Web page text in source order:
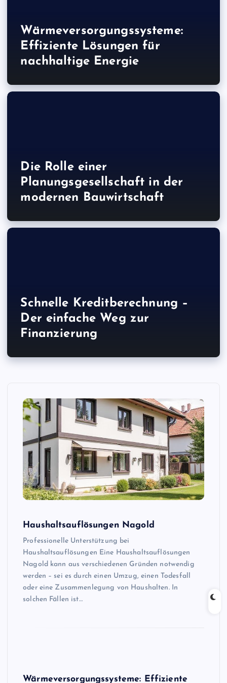
Wärmeversorgungssysteme:
Effiziente Lösungen für
nachhaltige Energie
Die Rolle einer
Planungsgesellschaft in der
modernen Bauwirtschaft
Schnelle Kreditberechnung –
Der einfache Weg zur
Finanzierung
Haushaltsauflösungen Nagold
Professionelle Unterstützung bei
Haushaltsauflösungen Eine Haushaltsauflösungen
Nagold kann aus verschiedenen Gründen notwendig
werden – sei es durch einen Umzug, einen Todesfall
oder eine Zusammenlegung von Haushalten. In
solchen Fällen ist…
Wärmeversorgungssysteme: Effiziente